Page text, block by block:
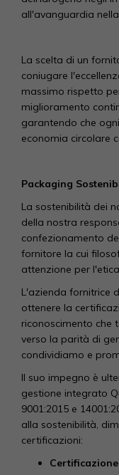
all'avanguardia
La scelta di un
coniugare
massimo rispetto
miglioramento
garantendo che
economia circolare
Packaging
La sostenibilità dei
della nostra
confezionamento
fornitore la cui
attenzione per
L'azienda fornitrice
ottenere la
riconoscimento che
verso la parità di
condividiamo e
Il suo impegno è
gestione integrato
9001:2015 e
alla sostenibilità,
certificazioni: